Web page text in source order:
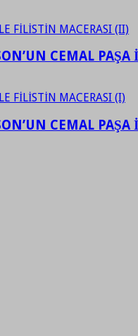
CEMAL
CEMAL